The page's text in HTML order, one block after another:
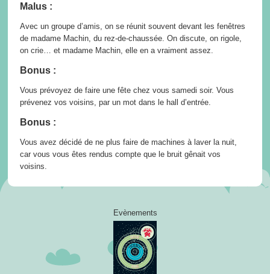
Malus :
Avec un groupe d’amis, on se réunit souvent devant les fenêtres
de madame Machin, du rez-de-chaussée. On discute, on rigole,
on crie… et madame Machin, elle en a vraiment assez.
Bonus :
Vous prévoyez de faire une fête chez vous samedi soir. Vous
prévenez vos voisins, par un mot dans le hall d’entrée.
Bonus :
Vous avez décidé de ne plus faire de machines à laver la nuit,
car vous vous êtes rendus compte que le bruit gênait vos
voisins.
Evènements